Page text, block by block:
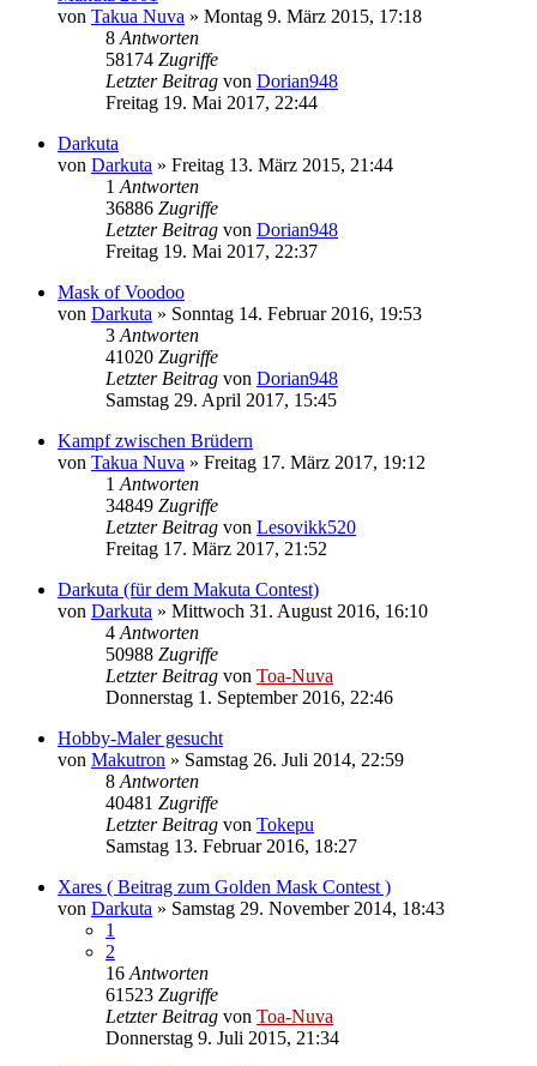
von Takua Nuva » Montag 9. März 2015, 17:18
8 Antworten
58174 Zugriffe
Letzter Beitrag von Dorian948
Freitag 19. Mai 2017, 22:44
Darkuta
von Darkuta » Freitag 13. März 2015, 21:44
1 Antworten
36886 Zugriffe
Letzter Beitrag von Dorian948
Freitag 19. Mai 2017, 22:37
Mask of Voodoo
von Darkuta » Sonntag 14. Februar 2016, 19:53
3 Antworten
41020 Zugriffe
Letzter Beitrag von Dorian948
Samstag 29. April 2017, 15:45
Kampf zwischen Brüdern
von Takua Nuva » Freitag 17. März 2017, 19:12
1 Antworten
34849 Zugriffe
Letzter Beitrag von Lesovikk520
Freitag 17. März 2017, 21:52
Darkuta (für dem Makuta Contest)
von Darkuta » Mittwoch 31. August 2016, 16:10
4 Antworten
50988 Zugriffe
Letzter Beitrag von Toa-Nuva
Donnerstag 1. September 2016, 22:46
Hobby-Maler gesucht
von Makutron » Samstag 26. Juli 2014, 22:59
8 Antworten
40481 Zugriffe
Letzter Beitrag von Tokepu
Samstag 13. Februar 2016, 18:27
Xares ( Beitrag zum Golden Mask Contest )
von Darkuta » Samstag 29. November 2014, 18:43
1
2
16 Antworten
61523 Zugriffe
Letzter Beitrag von Toa-Nuva
Donnerstag 9. Juli 2015, 21:34